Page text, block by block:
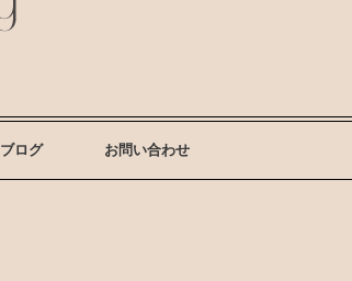
ブログ お問い合わせ